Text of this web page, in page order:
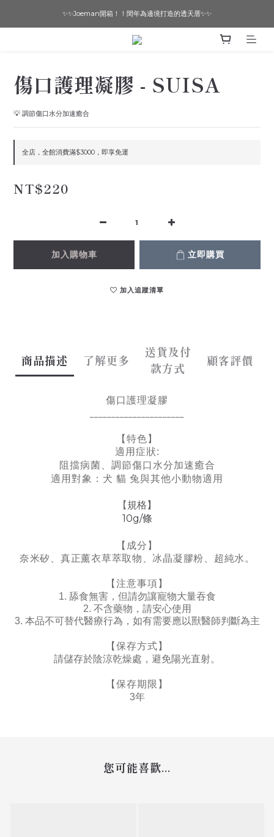
想要一個寵物友善的美宅嗎？ 🔶 即刻諮詢 🔶
✨✨Joeman開箱！！閏年為邊境打造的透天厝✨✨
想要一個寵物友善的美宅嗎？ 🔶 即刻諮詢 🔶
傷口護理凝膠 - SUISA
💡 調節傷口水分加速癒合
全店，全館消費滿$3000，即享免運
NT$220
加入購物車 立即購買
加入追蹤清單
商品描述 了解更多
送貨及付
款方式
顧客評價
傷口護理凝膠
【特色】
適用症狀:
阻擋病菌、調節傷口水分加速癒合
適用對象：犬 貓 兔與其他小動物適用
【 規格】
10g/條
【成分】
奈米矽、真正薰衣草萃取物、冰晶凝膠粉、超純水 。
【注意事項】
1. 舔食無害，但請勿讓寵物大量吞食
2. 不含藥物，請安心使用
3. 本品不可替代醫療行為，如有需要應以獸醫師判斷為主
【保存方式】
請儲存於陰涼乾燥處，避免陽光直射。
【保存期限】
3年
您可能喜歡...